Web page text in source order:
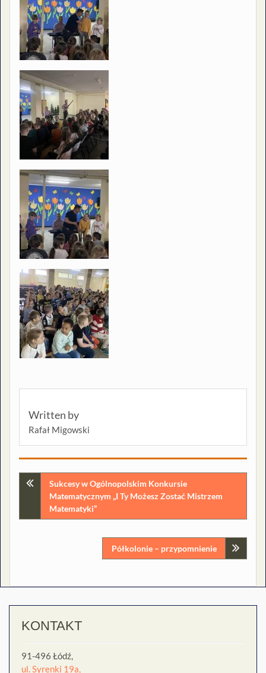
Written by
Rafał Migowski
Nawigacja
wpisu
Sukcesy w Ogólnopolskim Konkursie
Matematycznym „I Ty Możesz Zostać Mistrzem
Matematyki”
Półkolonie – przypomnienie
KONTAKT
91-496 Łódź,
ul. Syrenki 19a,